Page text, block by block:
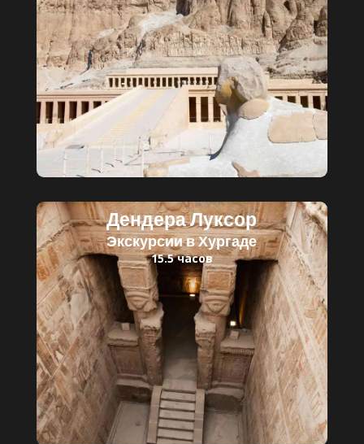
Взрослый билет: 45 $
Детский билет: 30 $
Читать далее
Дендера Луксор
Экскурсии в Хургаде
15.5 часов
Взрослый билет: 55 $
Детский билет: 30 $
Читать далее